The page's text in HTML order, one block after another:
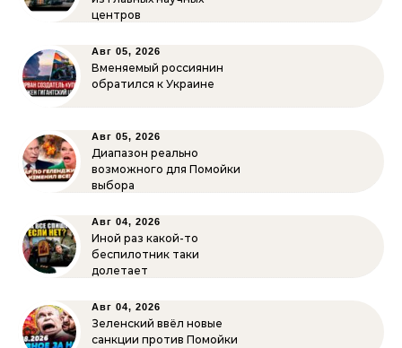
центров
Авг 05, 2026
Вменяемый россиянин
обратился к Украине
Авг 05, 2026
Диапазон реально
возможного для Помойки
выбора
Авг 04, 2026
Иной раз какой-то
беспилотник таки
долетает
Авг 04, 2026
Зеленский ввёл новые
санкции против Помойки